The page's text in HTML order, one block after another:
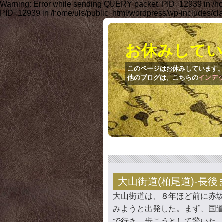
Warning: Error while sending QUERY packet. PID=12939 in /
PID=12939 in /home/uls/public_html/wordpress/wp-includes/
お休みして
このページはお休みしています
他のブログは、こちらのインデ
大山街道(柏尾道)-長後
大山街道は、８年ほど前に赤
みようと出発した。まず、国